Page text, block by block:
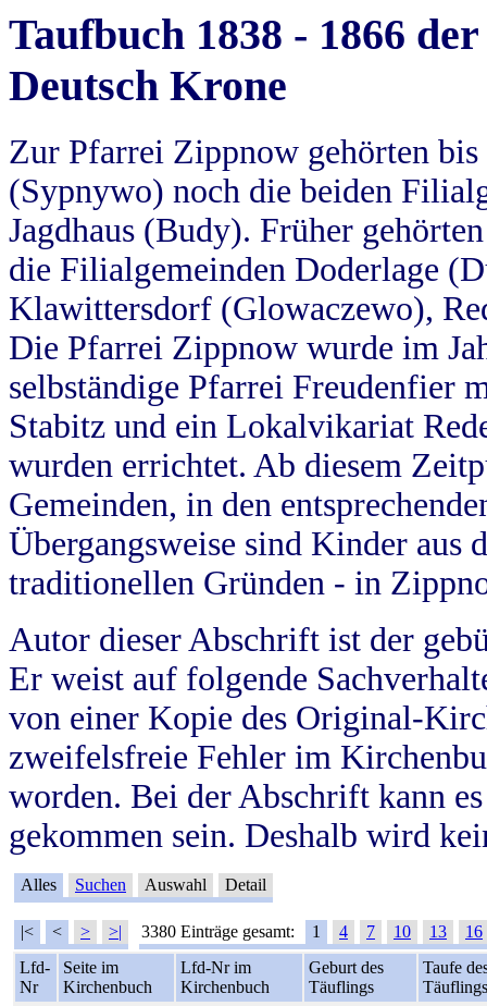
Taufbuch 1838 - 1866
Deutsch Krone
Zur Pfarrei Zippnow gehörten
(Sypnywo) noch die beiden
Jagdhaus (Budy). Früher
die Filialgemeinden Doderlage
Klawittersdorf (Glowaczewo),
Die Pfarrei Zippnow wurde im
selbständige Pfarrei Freudenfier
Stabitz und ein Lokalvikariat
wurden errichtet. Ab diesem
Gemeinden, in den
Übergangsweise sind Kinder aus
traditionellen Gründen - in
Autor dieser Abschrift ist der
Er weist auf folgende
von einer Kopie des Original-
zweifelsfreie Fehler im
worden. Bei der Abschrift kann
gekommen sein. Deshalb wird
Alles Suchen Auswahl Detail
|< < > >| 3380 Einträge gesamt: 1 4 7 10 13
16
Lfd-
Nr
Seite im
Kirchenbuch
Lfd-Nr im
Kirchenbuch
Geburt des
Täuflings
Taufe
Täuflings